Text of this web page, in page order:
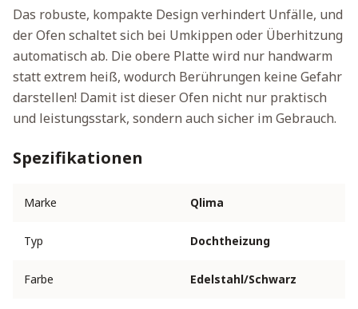
Das robuste, kompakte Design verhindert Unfälle, und
der Ofen schaltet sich bei Umkippen oder Überhitzung
automatisch ab. Die obere Platte wird nur handwarm
statt extrem heiß, wodurch Berührungen keine Gefahr
darstellen! Damit ist dieser Ofen nicht nur praktisch
und leistungsstark, sondern auch sicher im Gebrauch.
Spezifikationen
Marke Qlima
Typ Dochtheizung
Farbe Edelstahl/Schwarz